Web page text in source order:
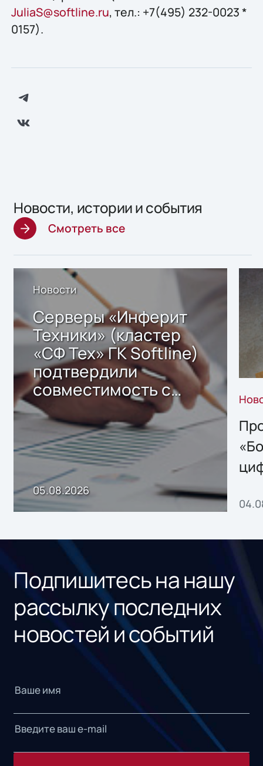
JuliaS@softline.ru, тел.: +7(495) 232-0023 *
0157).
Новости, истории и события
Смотреть все
Новости
Серверы «Инферит
Техники» (кластер
«СФ Тех» ГК Softline)
подтвердили
совместимость с
решением Sharx
Storage 2.x для
хранения данных
05.08.2026
Подпишитесь на нашу
рассылку последних
новостей и событий